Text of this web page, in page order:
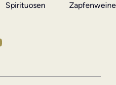
Spirituosen Zapfenweine